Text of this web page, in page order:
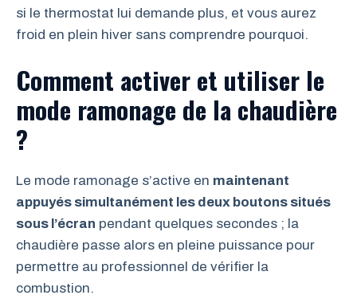
si le thermostat lui demande plus, et vous aurez
froid en plein hiver sans comprendre pourquoi.
Comment activer et utiliser le
mode ramonage de la chaudière
?
Le mode ramonage s’active en maintenant
appuyés simultanément les deux boutons situés
sous l’écran pendant quelques secondes ; la
chaudière passe alors en pleine puissance pour
permettre au professionnel de vérifier la
combustion.